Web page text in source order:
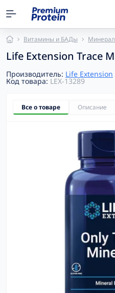
Витамины и БАДы
Life Extension Trace
Производитель: Life Extension
Код товара: LEX-13289
Все о товаре Описание